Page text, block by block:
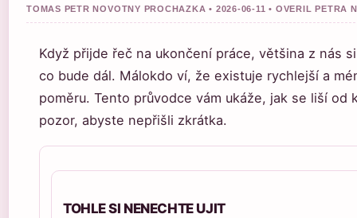
TOMAS PETR NOVOTNY PROCHAZKA • 2026-06-11 • OVERIL PETRA
Když přijde řeč na ukončení práce, většina z nás
co bude dál. Málokdo ví, že existuje rychlejší a
poměru. Tento průvodce vám ukáže, jak se liší
pozor, abyste nepřišli zkrátka.
TOHLE SI NENECHTE UJIT